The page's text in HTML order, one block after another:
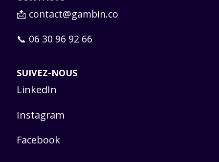
📩 contact@gambin.co
📞 06 30 96 92 66
SUIVEZ-NOUS
LinkedIn
Instagram
Facebook